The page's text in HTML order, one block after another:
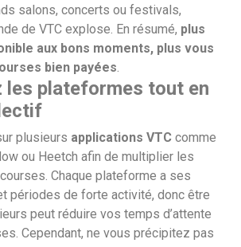
salons, concerts ou festivals,
de VTC explose. En résumé, plus
aux bons moments, plus vous
bien payées.
les plateformes tout en
plusieurs applications VTC comme
ou Heetch afin de multiplier les
Chaque plateforme a ses
périodes de forte activité, donc être
peut réduire vos temps d’attente
Cependant, ne vous précipitez pas